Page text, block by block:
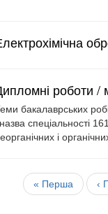
роботи /
бакалаврських
назва спеціальності
і
РозбивкаПерша
сторінка
« Перша ‹